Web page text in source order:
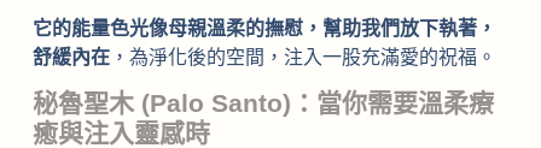
它的能量色光像母親溫柔的撫慰，幫助我們放下執著，
舒緩內在，為淨化後的空間，注入一股充滿愛的祝福。
秘魯聖木 (Palo Santo)：當你需要溫柔療
癒與注入靈感時